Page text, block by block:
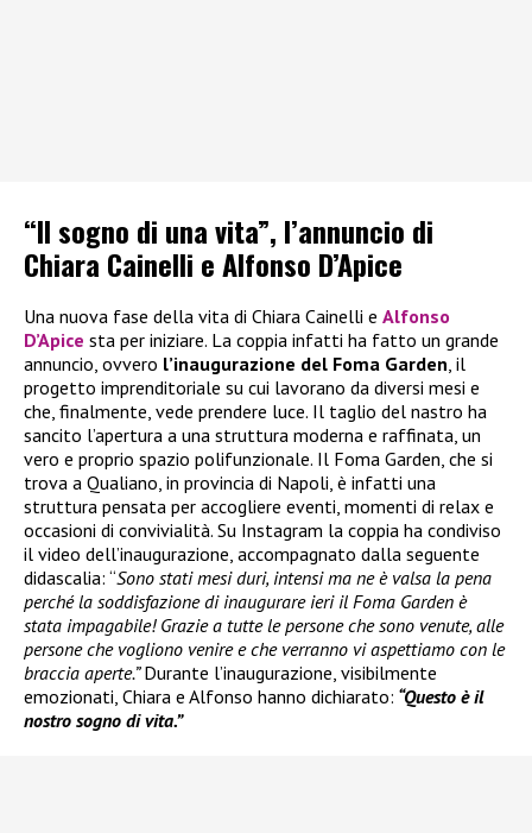
“Il sogno di una vita”, l’annuncio di
Chiara Cainelli e Alfonso D’Apice
Una nuova fase della vita di Chiara Cainelli e Alfonso
D’Apice sta per iniziare. La coppia infatti ha fatto un grande
annuncio, ovvero l’inaugurazione del Foma Garden , il
progetto imprenditoriale su cui lavorano da diversi mesi e
che, finalmente, vede prendere luce. Il taglio del nastro ha
sancito l’apertura a una struttura moderna e raffinata, un
vero e proprio spazio polifunzionale. Il Foma Garden, che si
trova a Qualiano, in provincia di Napoli, è infatti una
struttura pensata per accogliere eventi, momenti di relax e
occasioni di convivialità. Su Instagram la coppia ha condiviso
il video dell’inaugurazione, accompagnato dalla seguente
didascalia: “Sono stati mesi duri, intensi ma ne è valsa la pena
perché la soddisfazione di inaugurare ieri il Foma Garden è
stata impagabile! Grazie a tutte le persone che sono venute, alle
persone che vogliono venire e che verranno vi aspettiamo con le
braccia aperte.”Durante l’inaugurazione, visibilmente
emozionati, Chiara e Alfonso hanno dichiarato: “Questo è il
nostro sogno di vita.”